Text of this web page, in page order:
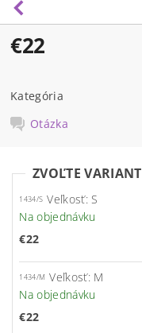
€22
Kategória
Otázka
ZVOĽTE VARIANT
1434/S Veľkosť: S
Na objednávku
€22
1434/M Veľkosť: M
Na objednávku
€22